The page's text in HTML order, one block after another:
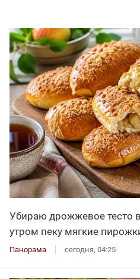
Убираю дрожжевое тесто
утром пеку мягкие
Панорама сегодня, 04:25